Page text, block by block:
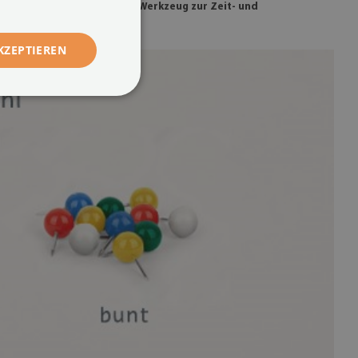
Sie ist ein ausgezeichnetes Werkzeug zur Zeit- und